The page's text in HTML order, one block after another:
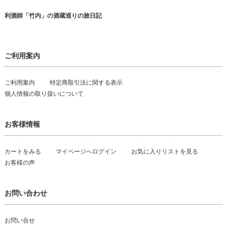
利酒師「竹内」の酒蔵巡りの旅日記
ご利用案内
ご利用案内
特定商取引法に関する表示
個人情報の取り扱いについて
お客様情報
カートをみる マイページへログイン
お気に入りリストを見る
お客様の声
お問い合わせ
お問い合せ